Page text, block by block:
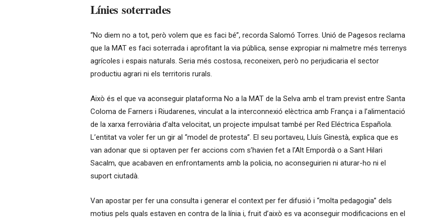
Línies soterrades
“No diem no a tot, però volem que es faci bé”, recorda Salomó Torres. Unió de Pagesos reclama
que la MAT es faci soterrada i aprofitant la via pública, sense expropiar ni malmetre més terrenys
agrícoles i espais naturals. Seria més costosa, reconeixen, però no perjudicaria el sector
productiu agrari ni els territoris rurals.
Això és el que va aconseguir plataforma No a la MAT de la Selva amb el tram previst entre Santa
Coloma de Farners i Riudarenes, vinculat a la interconnexió elèctrica amb França i a l’alimentació
de la xarxa ferroviària d’alta velocitat, un projecte impulsat també per Red Eléctrica Española.
L’entitat va voler fer un gir al “model de protesta”. El seu portaveu, Lluís Ginestà, explica que es
van adonar que si optaven per fer accions com s’havien fet a l’Alt Empordà o a Sant Hilari
Sacalm, que acabaven en enfrontaments amb la policia, no aconseguirien ni aturar-ho ni el
suport ciutadà.
Van apostar per fer una consulta i generar el context per fer difusió i “molta pedagogia” dels
motius pels quals estaven en contra de la línia i, fruit d’això es va aconseguir modificacions en el